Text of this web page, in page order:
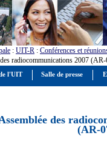
: UIT-R : Conférences et
radiocommunications 2007
des
(AR-
l'UIT Salle de presse